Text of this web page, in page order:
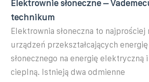
Elektrownie słoneczne –
technikum
Elektrownia słoneczna to najprościej
urządzeń przekształcających
słonecznego na energię elektryczną
cieplną. Istnieją dwa odmienne